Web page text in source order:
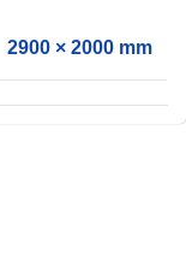
2900 × 2000 mm